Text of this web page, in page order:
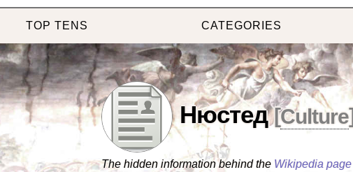
TOP TENS CATEGORIES
Нюстед [Culture]
The hidden information behind the Wikipedia page